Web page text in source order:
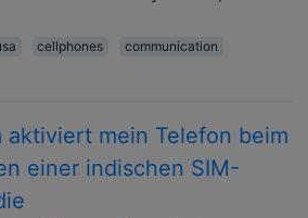
cellphones
communication
aktiviert mein Telefon beim
einer indischen SIM-